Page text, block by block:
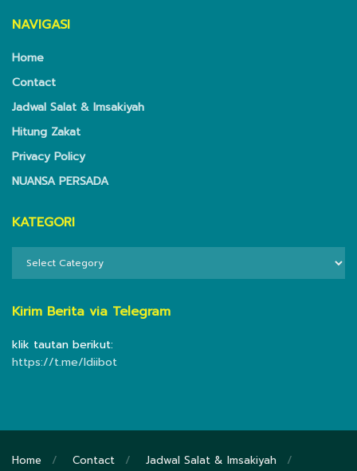
NAVIGASI
Home
Contact
Jadwal Salat & Imsakiyah
Hitung Zakat
Privacy Policy
NUANSA PERSADA
KATEGORI
Kirim Berita via Telegram
klik tautan berikut:
https://t.me/ldiibot
Home Contact
Jadwal Salat & Imsakiyah